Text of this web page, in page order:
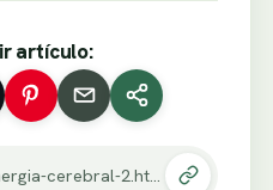
artículo:
https://renuevo.com/energia-cerebral-2.html